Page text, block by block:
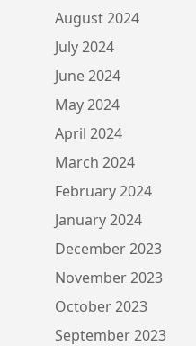
August 2024
July 2024
June 2024
May 2024
April 2024
March 2024
February 2024
January 2024
December 2023
November 2023
October 2023
September 2023